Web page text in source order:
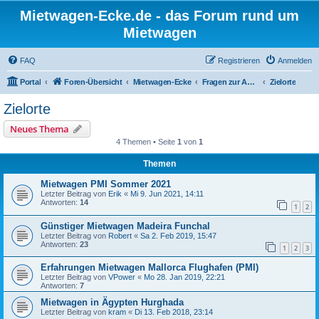
Mietwagen-Ecke.de - das Forum rund um
Mietwagen
FAQ Anmelden
Registrieren
Portal Foren-Übersicht Mietwagen-Ecke Fragen zur Anmietung Zielorte
Zielorte
Neues Thema
4 Themen • Seite 1 von 1
Themen
Mietwagen PMI Sommer 2021
Letzter Beitrag von Erik « Mi 9. Jun 2021, 14:11
Antworten: 14 1 2
Günstiger Mietwagen Madeira Funchal
Letzter Beitrag von Robert « Sa 2. Feb 2019, 15:47
Antworten: 23 1 2 3
Erfahrungen Mietwagen Mallorca Flughafen (PMI)
Letzter Beitrag von VPower « Mo 28. Jan 2019, 22:21
Antworten: 7
Mietwagen in Ägypten Hurghada
Letzter Beitrag von kram « Di 13. Feb 2018, 23:14